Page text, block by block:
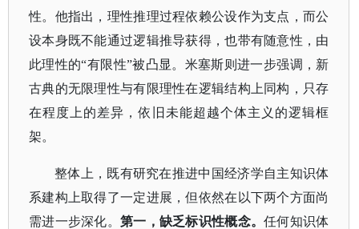
性。他指出，理性推理过程依赖公设作为支点，而公
设本身既不能通过逻辑推导获得，也带有随意性，由
此理性的“有限性”被凸显。米塞斯则进一步强调，新
古典的无限理性与有限理性在逻辑结构上同构，只存
在程度上的差异，依旧未能超越个体主义的逻辑框
架。
整体上，既有研究在推进中国经济学自主知识体
系建构上取得了一定进展，但依然在以下两个方面尚
需进一步深化。 第一，缺乏标识性概念。任何知识体